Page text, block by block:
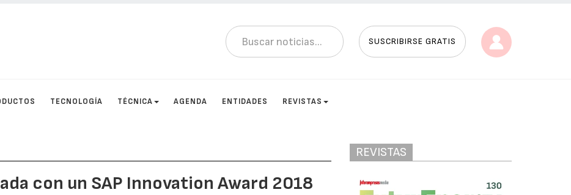
SUSCRIBIRSE GRATIS
TECNOLOGÍA TÉCNICA AGENDA ENTIDADES REVISTAS
con un SAP Innovation Award 2018
REVISTAS